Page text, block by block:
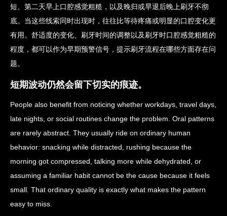
短、第二天早上口腔感觉粗糙，以及晚归或早退后晚上刷牙不彻
底。当这些线索同时出现时，往往比等待疼痛或明显的口腔变化更
有用。舒适度的变化、刷牙时间的调整以及刷牙时口腔感觉粗糙的
程度，都可以作为早期预警信号，提示刷牙流程在哪些方面存在问
题。
短期波动仍然会留下切实的痕迹。
People also benefit from noticing whether workdays, travel days,
late nights, or social routines change the problem. Oral patterns
are rarely abstract. They usually ride on ordinary human
behavior: snacking while distracted, rushing because the
morning got compressed, talking more while dehydrated, or
assuming a familiar habit cannot be the cause because it feels
small. That ordinary quality is exactly what makes the pattern
easy to miss.